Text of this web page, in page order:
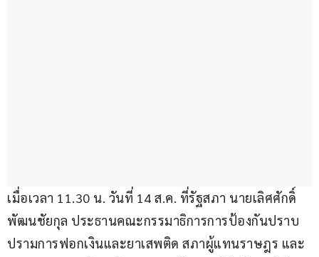
เมื่อเวลา 11.30 น. วันที่ 14 ส.ค. ที่รัฐสภา นายเลิศศักดิ์
พัฒนชัยกุล ประธานคณะกรรมาธิการการป้องกันปราบ
ปรามการฟอกเงินและยาเสพติด สภาผู้แทนราษฎร และ